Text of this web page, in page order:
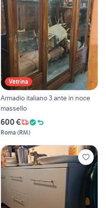
Vetrina
Armadio italiano 3 ante in noce
massello
600 €
Roma (RM)